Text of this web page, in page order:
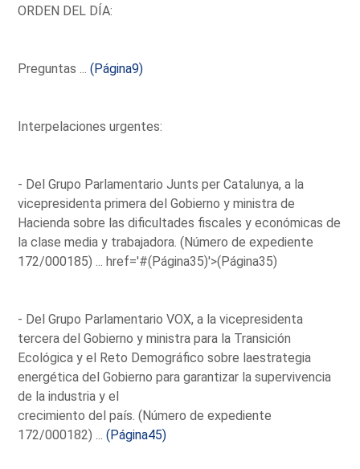
ORDEN DEL DÍA:
Preguntas ...(Página9)
Interpelaciones urgentes:
- Del Grupo Parlamentario Junts per Catalunya, a la
vicepresidenta primera del Gobierno y ministra de
Hacienda sobre las dificultades fiscales y económicas de
la clase media y trabajadora. (Número de expediente
172/000185) ...href='#(Página35)'>(Página35)
- Del Grupo Parlamentario VOX, a la vicepresidenta
tercera del Gobierno y ministra para la Transición
Ecológica y el Reto Demográfico sobre laestrategia
energética del Gobierno para garantizar la supervivencia
de la industria y el
crecimiento del país. (Número de expediente
172/000182) ...(Página45)